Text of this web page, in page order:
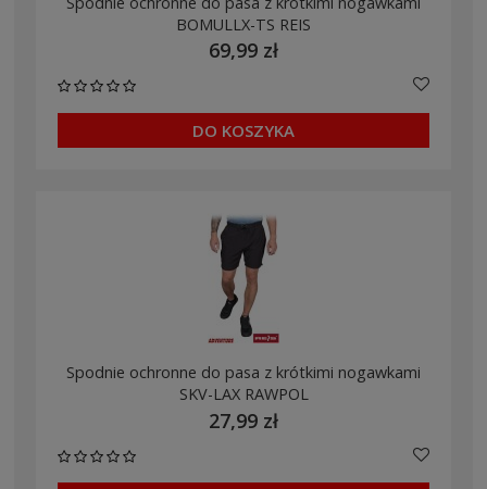
BOMULLX-TS REIS
69,99 zł
DO KOSZYKA
Spodnie ochronne do pasa z krótkimi nogawkami
SKV-LAX RAWPOL
27,99 zł